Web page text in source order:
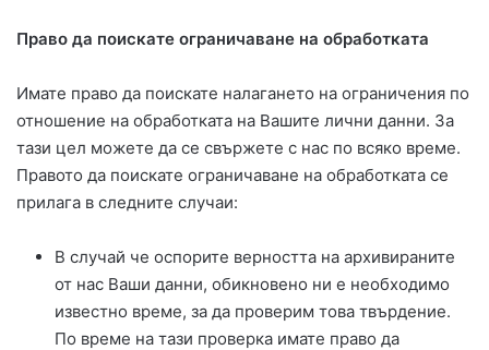
Право да поискате ограничаване на обработката
Имате право да поискате налагането на ограничения по
отношение на обработката на Вашите лични данни. За
тази цел можете да се свържете с нас по всяко време.
Правото да поискате ограничаване на обработката се
прилага в следните случаи:
В случай че оспорите верността на архивираните
от нас Ваши данни, обикновено ни е необходимо
известно време, за да проверим това твърдение.
По време на тази проверка имате право да